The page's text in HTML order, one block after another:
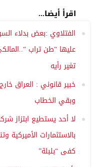
اقرأ أيضا...
الفتلاوي :بعض بدلاء
عليها “طن تراب
تغير رأيه
خبير قانوني : العراق
وبقي الخطاب
لا أحد يستطيع ابتزاز
بالاستثمارات الأميركية
كفى “بلبلة”